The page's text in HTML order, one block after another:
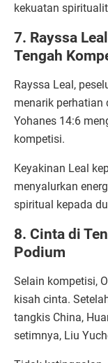
kekuatan
7. Rayssa
Tengah
Rayssa Leal,
menarik perhatian
Yohanes 14:6
kompetisi.
Keyakinan Leal
menyalurkan
spiritual kepada
8. Cinta di
Podium
Selain kompetisi,
kisah cinta.
tangkis China,
setimnya, Liu